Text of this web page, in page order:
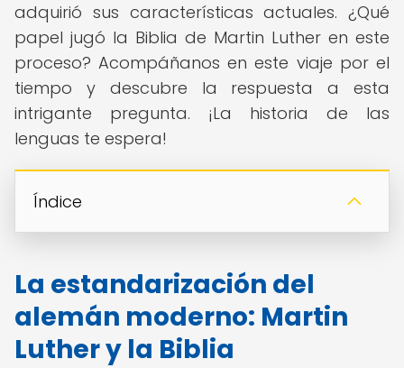
adquirió sus características actuales. ¿Qué
papel jugó la Biblia de Martin Luther en este
proceso? Acompáñanos en este viaje por el
tiempo y descubre la respuesta a esta
intrigante pregunta. ¡La historia de las
lenguas te espera!
Índice
La estandarización del
alemán moderno: Martin
Luther y la Biblia